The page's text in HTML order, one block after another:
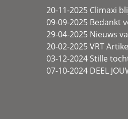
20-11-2025 Climaxi
09-09-2025 Bedankt
29-04-2025 Nieuws
20-02-2025 VRT
03-12-2024 Stille
07-10-2024 DEEL